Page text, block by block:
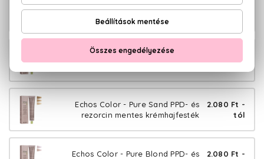
Echos Color - Copper Wood PPD- és
2.080 Ft -
Echos Color - Extra Copper PPD- és
rezorcin mentes krémhajfesték
tól
Echos Color - Pure Sand PPD- és
rezorcin mentes krémhajfesték
2.080 Ft -
tól
Echos Color - Pure Blond PPD- és
2.080 Ft -